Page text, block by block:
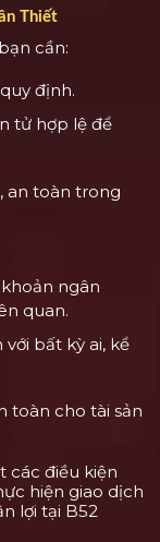
Thiết
cần:
định.
tử hợp lệ để
an toàn trong
ngân
quan.
bất kỳ ai, kể
toàn cho tài sản
các điều kiện
hiện giao dịch
lợi tại B52